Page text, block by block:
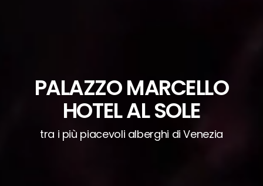
PALAZZO MARCELLO
HOTEL AL SOLE
tra i più piacevoli alberghi di Venezia
CONTRIBUTO
D'ACCESSO